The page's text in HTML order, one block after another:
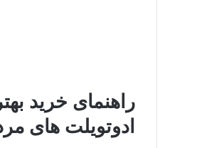
راهنمای خرید
ادوتویلت های